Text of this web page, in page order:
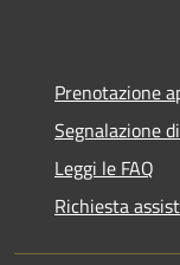
Prenotazione
Segnalazione
Leggi le FAQ
Richiesta